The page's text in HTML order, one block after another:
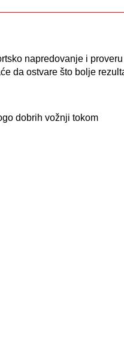
napredovanje i proveru
da ostvare što bolje
dobrih vožnji tokom